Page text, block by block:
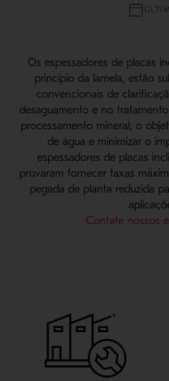
Os espessadores de placas
princípio da lamela, estão
convencionais de
desaguamento e no
processamento mineral, o
de água e minimizar o
espessadores de placas
provaram fornecer taxas
pegada de planta reduzida
Contate nossos